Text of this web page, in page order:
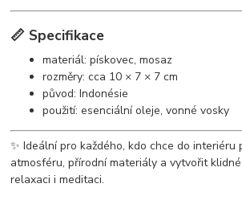
📏 Specifikace
materiál: pískovec, mosaz
rozměry: cca 10 × 7 × 7 cm
původ: Indonésie
použití: esenciální oleje, vonné vosky
✨ Ideální pro každého, kdo chce do
atmosféru, přírodní materiály a vytvořit
relaxaci i meditaci.